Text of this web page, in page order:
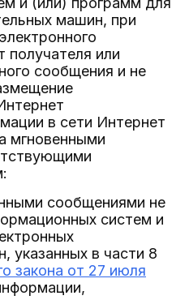
машин, при
получателя или
сообщения и не
в сети Интернет
мгновенными
сообщениями не
систем и
указанных в части 8
закона от 27 июля